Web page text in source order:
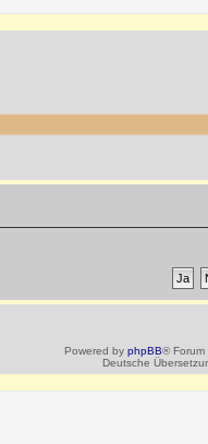
Powered by phpBB® Forum
Deutsche